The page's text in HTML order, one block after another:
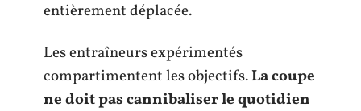
entièrement déplacée.
Les entraîneurs expérimentés
compartimentent les objectifs.La coupe
ne doit pas cannibaliser le quotidien